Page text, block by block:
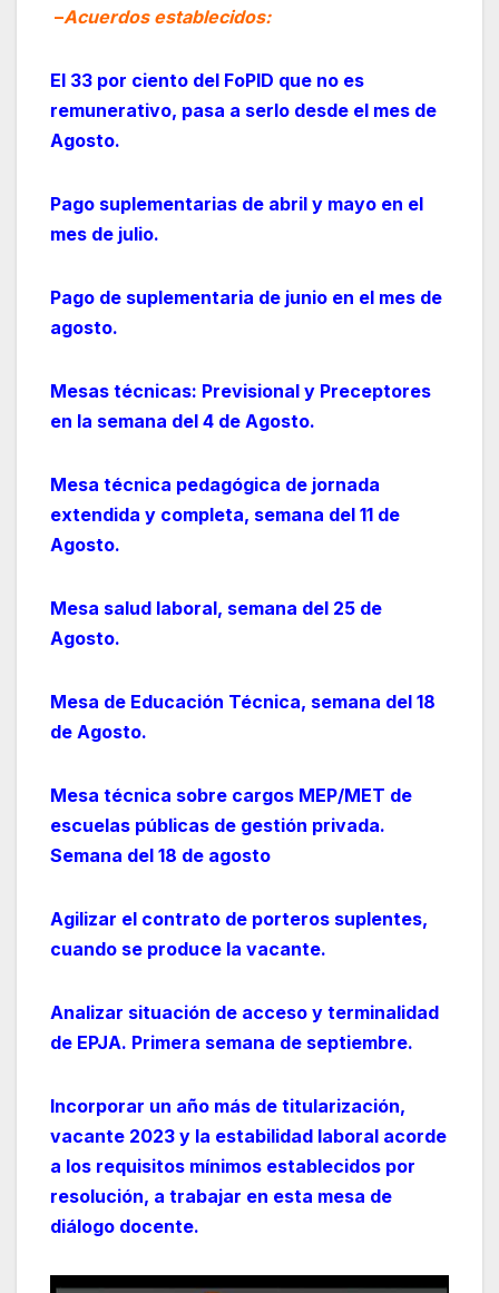
–Acuerdos establecidos:
El 33 por ciento del FoPID que no es
remunerativo, pasa a serlo desde el mes de
Agosto.
Pago suplementarias de abril y mayo en el
mes de julio.
Pago de suplementaria de junio en el mes de
agosto.
Mesas técnicas: Previsional y Preceptores
en la semana del 4 de Agosto.
Mesa técnica pedagógica de jornada
extendida y completa, semana del 11 de
Agosto.
Mesa salud laboral, semana del 25 de
Agosto.
Mesa de Educación Técnica, semana del 18
de Agosto.
Mesa técnica sobre cargos MEP/MET de
escuelas públicas de gestión privada.
Semana del 18 de agosto
Agilizar el contrato de porteros suplentes,
cuando se produce la vacante.
Analizar situación de acceso y terminalidad
de EPJA. Primera semana de septiembre.
Incorporar un año más de titularización,
vacante 2023 y la estabilidad laboral acorde
a los requisitos mínimos establecidos por
resolución, a trabajar en esta mesa de
diálogo docente.